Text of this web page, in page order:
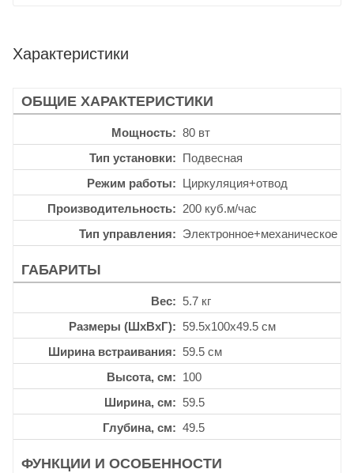
Характеристики
ОБЩИЕ ХАРАКТЕРИСТИКИ
Мощность
80 вт
Тип установки
Подвесная
Режим работы
Циркуляция+отвод
Производительность
200 куб.м/час
Тип управления
Электронное+механическое
ГАБАРИТЫ
Вес
5.7 кг
Размеры (ШхВхГ)
59.5x100x49.5 см
Ширина встраивания
59.5 см
Высота, см
100
Ширина, см
59.5
Глубина, см
49.5
ФУНКЦИИ И ОСОБЕННОСТИ